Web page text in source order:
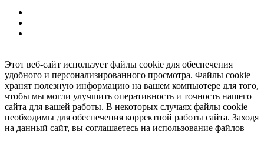
Этот веб-сайт использует файлы cookie для обеспечения
удобного и персонализированного просмотра. Файлы cookie
хранят полезную информацию на вашем компьютере для того,
чтобы мы могли улучшить оперативность и точность нашего
сайта для вашей работы. В некоторых случаях файлы cookie
необходимы для обеспечения корректной работы сайта. Заходя
на данный сайт, вы соглашаетесь на использование файлов